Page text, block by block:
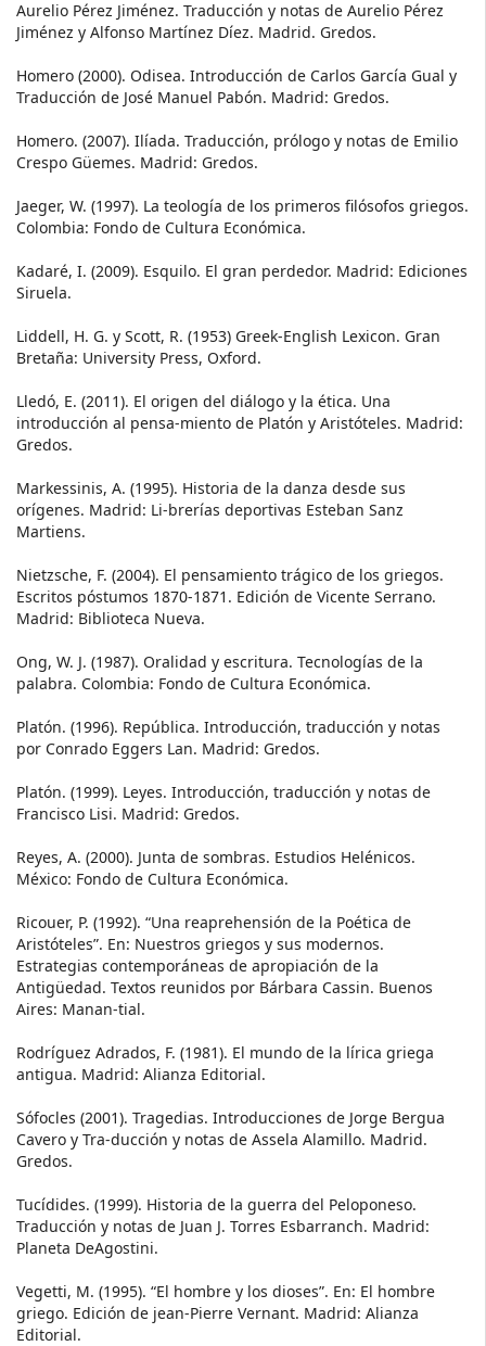
Aurelio Pérez Jiménez. Traducción y notas de Aurelio Pérez
Jiménez y Alfonso Martínez Díez. Madrid. Gredos.
Homero (2000). Odisea. Introducción de Carlos García Gual y
Traducción de José Manuel Pabón. Madrid: Gredos.
Homero. (2007). Ilíada. Traducción, prólogo y notas de Emilio
Crespo Güemes. Madrid: Gredos.
Jaeger, W. (1997). La teología de los primeros filósofos griegos.
Colombia: Fondo de Cultura Económica.
Kadaré, I. (2009). Esquilo. El gran perdedor. Madrid: Ediciones
Siruela.
Liddell, H. G. y Scott, R. (1953) Greek-English Lexicon. Gran
Bretaña: University Press, Oxford.
Lledó, E. (2011). El origen del diálogo y la ética. Una
introducción al pensa-miento de Platón y Aristóteles. Madrid:
Gredos.
Markessinis, A. (1995). Historia de la danza desde sus
orígenes. Madrid: Li-brerías deportivas Esteban Sanz
Martiens.
Nietzsche, F. (2004). El pensamiento trágico de los griegos.
Escritos póstumos 1870-1871. Edición de Vicente Serrano.
Madrid: Biblioteca Nueva.
Ong, W. J. (1987). Oralidad y escritura. Tecnologías de la
palabra. Colombia: Fondo de Cultura Económica.
Platón. (1996). República. Introducción, traducción y notas
por Conrado Eggers Lan. Madrid: Gredos.
Platón. (1999). Leyes. Introducción, traducción y notas de
Francisco Lisi. Madrid: Gredos.
Reyes, A. (2000). Junta de sombras. Estudios Helénicos.
México: Fondo de Cultura Económica.
Ricouer, P. (1992). “Una reaprehensión de la Poética de
Aristóteles”. En: Nuestros griegos y sus modernos.
Estrategias contemporáneas de apropiación de la
Antigüedad. Textos reunidos por Bárbara Cassin. Buenos
Aires: Manan-tial.
Rodríguez Adrados, F. (1981). El mundo de la lírica griega
antigua. Madrid: Alianza Editorial.
Sófocles (2001). Tragedias. Introducciones de Jorge Bergua
Cavero y Tra-ducción y notas de Assela Alamillo. Madrid.
Gredos.
Tucídides. (1999). Historia de la guerra del Peloponeso.
Traducción y notas de Juan J. Torres Esbarranch. Madrid:
Planeta DeAgostini.
Vegetti, M. (1995). “El hombre y los dioses”. En: El hombre
griego. Edición de jean-Pierre Vernant. Madrid: Alianza
Editorial.